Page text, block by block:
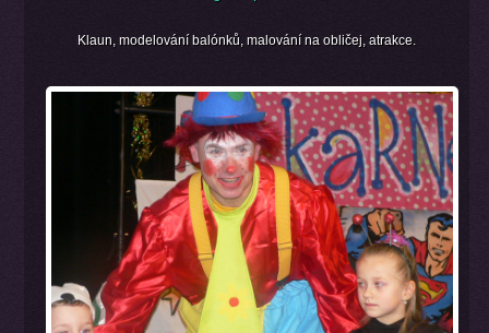
Klaun, modelování balónků, malování na obličej, atrakce.